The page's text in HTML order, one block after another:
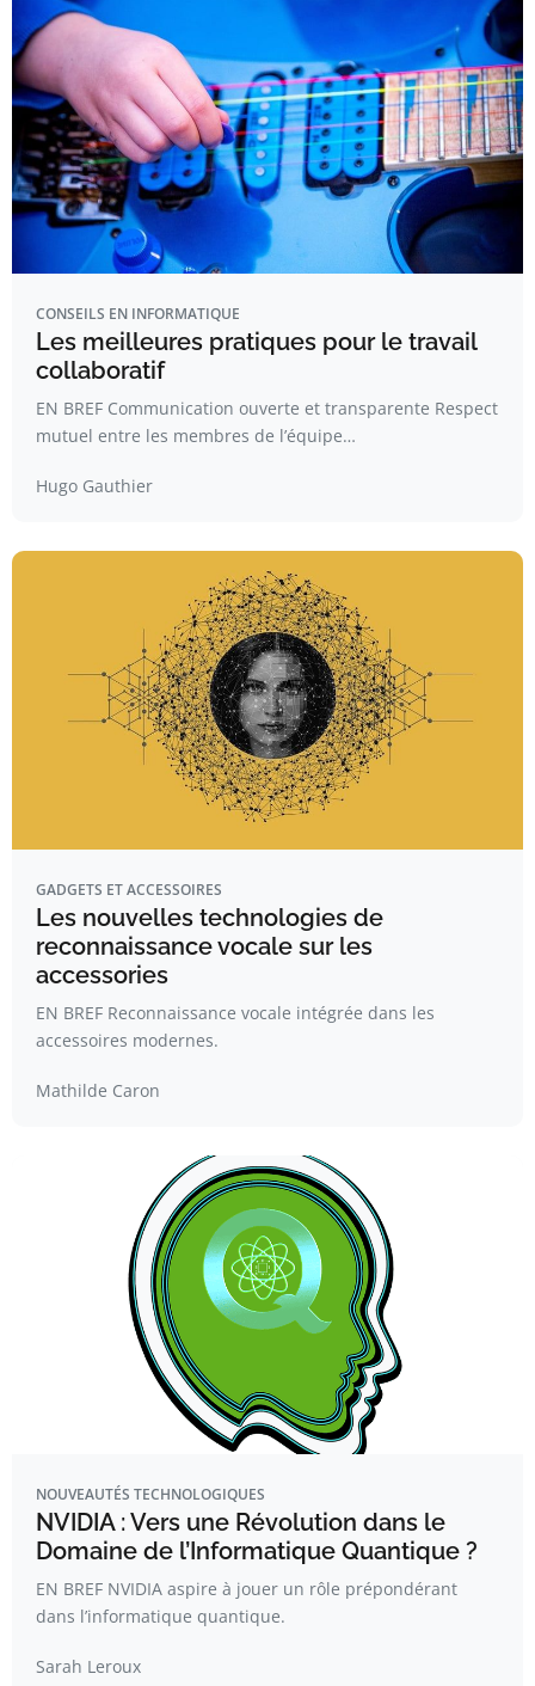
CONSEILS EN INFORMATIQUE
Les meilleures pratiques pour le travail
collaboratif
EN BREF Communication ouverte et transparente Respect
mutuel entre les membres de l’équipe…
Hugo Gauthier
GADGETS ET ACCESSOIRES
Les nouvelles technologies de
reconnaissance vocale sur les
accessories
EN BREF Reconnaissance vocale intégrée dans les
accessoires modernes.
Mathilde Caron
NOUVEAUTÉS TECHNOLOGIQUES
NVIDIA : Vers une Révolution dans le
Domaine de l’Informatique Quantique ?
EN BREF NVIDIA aspire à jouer un rôle prépondérant
dans l’informatique quantique.
Sarah Leroux